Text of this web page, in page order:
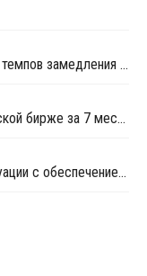
Росстат и аналитики сошлись в оценках темпов замедления экономики
Продажи нефтепродуктов на Петербургской бирже за 7 месяцев снизились на 11,2%, в июле – на 35,6%
Минэнерго отметило стабилизацию ситуации с обеспечением топливом в ряде регионов